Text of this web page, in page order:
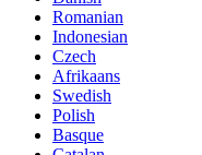
Romanian
Indonesian
Czech
Afrikaans
Swedish
Polish
Basque